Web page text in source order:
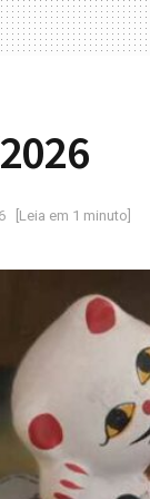
[Leia em 1 minuto]